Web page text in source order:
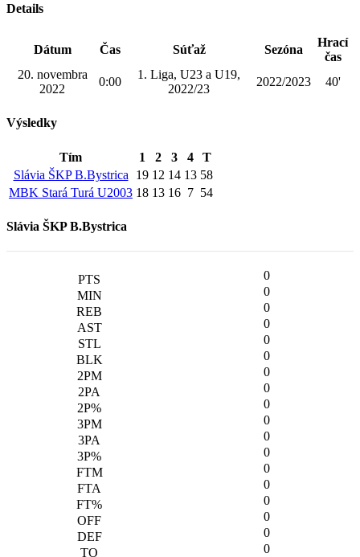
Details
Dátum Čas Súťaž Sezóna
Hrací
čas
20. novembra
2022
0:00
1. Liga, U23 a U19,
2022/23
2022/2023 40'
Výsledky
Tím 1 2 3 4
T
Slávia ŠKP B.Bystrica
19 12 14 13 58
MBK Stará Turá U2003 18 13 16 7 54
Slávia ŠKP B.Bystrica
0
0
0
0
0
0
0
0
0
0
0
0
0
0
0
0
0
0